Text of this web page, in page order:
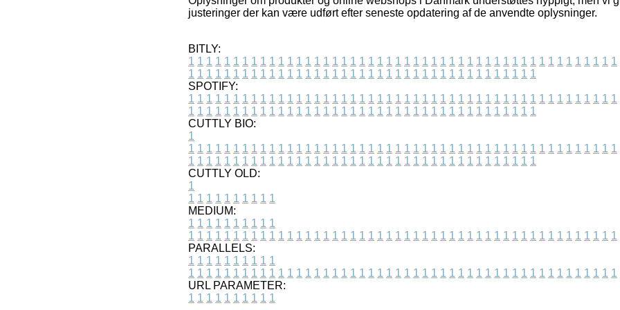
justeringer der kan være udført efter seneste opdatering af de anvendte oplysninger.
BITLY:
1 1 1 1 1 1 1 1 1 1 1 1 1 1 1 1 1 1 1 1 1 1 1 1 1 1 1 1 1 1 1 1 1 1 1 1 1 1 1 1 1 1 1 1 1 1 1 1
1 1 1 1 1 1 1 1 1 1 1 1 1 1 1 1 1 1 1 1 1 1 1 1 1 1 1 1 1 1 1 1 1 1 1 1 1 1 1
SPOTIFY:
1 1 1 1 1 1 1 1 1 1 1 1 1 1 1 1 1 1 1 1 1 1 1 1 1 1 1 1 1 1 1 1 1 1 1 1 1 1 1 1 1 1 1 1 1 1 1 1
1 1 1 1 1 1 1 1 1 1 1 1 1 1 1 1 1 1 1 1 1 1 1 1 1 1 1 1 1 1 1 1 1 1 1 1 1 1 1
CUTTLY BIO:
1
1 1 1 1 1 1 1 1 1 1 1 1 1 1 1 1 1 1 1 1 1 1 1 1 1 1 1 1 1 1 1 1 1 1 1 1 1 1 1 1 1 1 1 1 1 1 1 1
1 1 1 1 1 1 1 1 1 1 1 1 1 1 1 1 1 1 1 1 1 1 1 1 1 1 1 1 1 1 1 1 1 1 1 1 1 1 1
CUTTLY OLD:
1
1 1 1 1 1 1 1 1 1 1
MEDIUM:
1 1 1 1 1 1 1 1 1 1
1 1 1 1 1 1 1 1 1 1 1 1 1 1 1 1 1 1 1 1 1 1 1 1 1 1 1 1 1 1 1 1 1 1 1 1 1 1 1 1 1 1 1 1 1 1 1 1
PARALLELS:
1 1 1 1 1 1 1 1 1 1
1 1 1 1 1 1 1 1 1 1 1 1 1 1 1 1 1 1 1 1 1 1 1 1 1 1 1 1 1 1 1 1 1 1 1 1 1 1 1 1 1 1 1 1 1 1 1 1
URL PARAMETER:
1 1 1 1 1 1 1 1 1 1